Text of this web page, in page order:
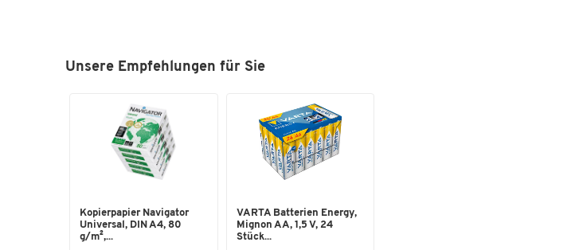
Unsere Empfehlungen für Sie
Kopierpapier Navigator
Universal, DIN A4, 80
g/m²,...
VARTA Batterien Energy,
Mignon AA, 1,5 V, 24
Stück...